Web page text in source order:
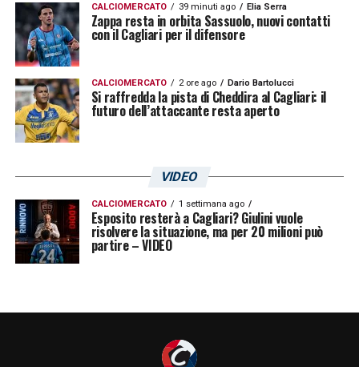
CALCIOMERCATO 39 minuti ago Elia Serra
Zappa resta in orbita Sassuolo, nuovi contatti
con il Cagliari per il difensore
CALCIOMERCATO 2 ore ago Dario Bartolucci
Si raffredda la pista di Cheddira al Cagliari: il
futuro dell’attaccante resta aperto
VIDEO
CALCIOMERCATO 1 settimana ago
Esposito resterà a Cagliari? Giulini vuole
risolvere la situazione, ma per 20 milioni può
partire – VIDEO